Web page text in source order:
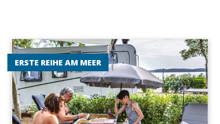
ERSTE REIHE AM MEER